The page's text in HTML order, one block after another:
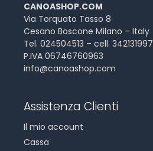
CANOASHOP.COM
Via Torquato Tasso 8
Cesano Boscone Milano – Italy
Tel. 024504513 – cell.
P.IVA 06746760963
info@canoashop.com
Assistenza Clienti
Il mio account
Cassa